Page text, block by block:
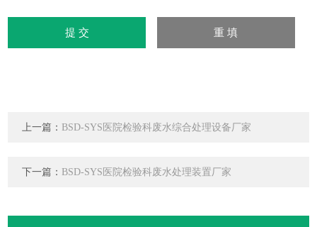
上一篇： BSD-SYS医院检验科废水综合处理设备厂家
下一篇： BSD-SYS医院检验科废水处理装置厂家